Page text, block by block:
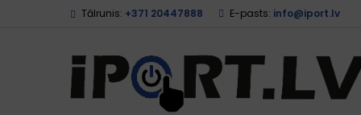
Tālrunis: +371 20447888 E-pasts: info@iport.lv